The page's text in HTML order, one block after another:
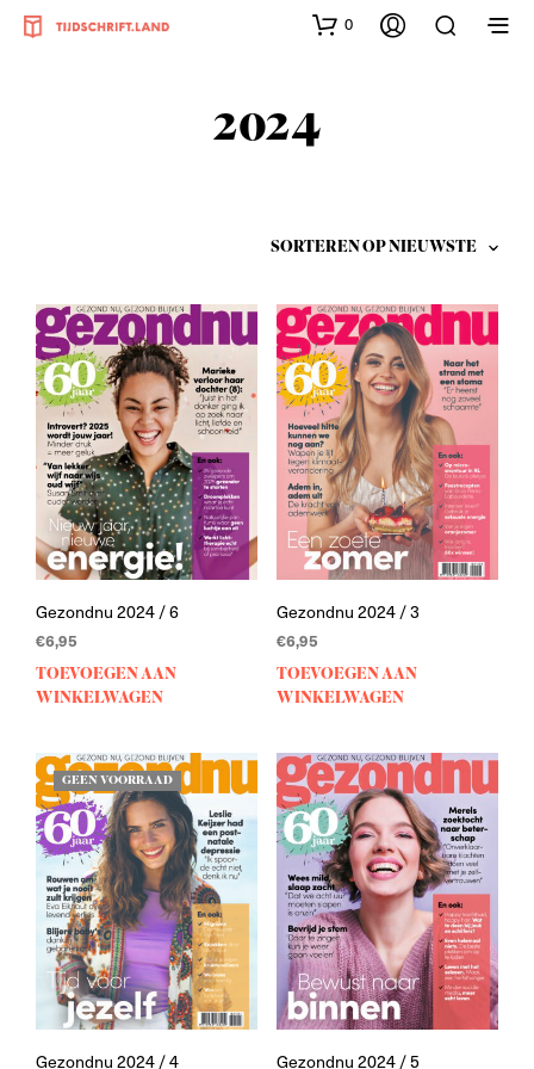
0
2024
Gezondnu 2024 / 6
€6,95
TOEVOEGEN AAN
WINKELWAGEN
Gezondnu 2024 / 3
€6,95
TOEVOEGEN AAN
WINKELWAGEN
GEEN VOORRAAD
Gezondnu 2024 / 4 Gezondnu 2024 / 5